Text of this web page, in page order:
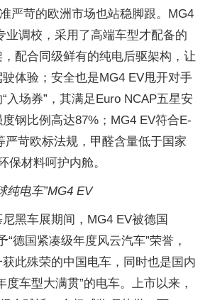
严苛的欧洲市场也站稳脚跟。MG4
业调校，采用了高端车型才配备的
配合同级鲜有的纯电后驱架构，让
体验；安全也是MG4 EV甩开对手
入场券”，其满足Euro NCAP五星安
钢比例高达87%；MG4 EV符合E-
严苛欧标法规，甲醛含量低于国家
保材料呵护内舱。
纯电车”MG4 EV
黑车展期间，MG4 EV被德国
“德国紧凑级年度风云汽车”荣誉，
此殊荣的中国电车，同时也是国内
度车型大满贯”的电车。上市以来，